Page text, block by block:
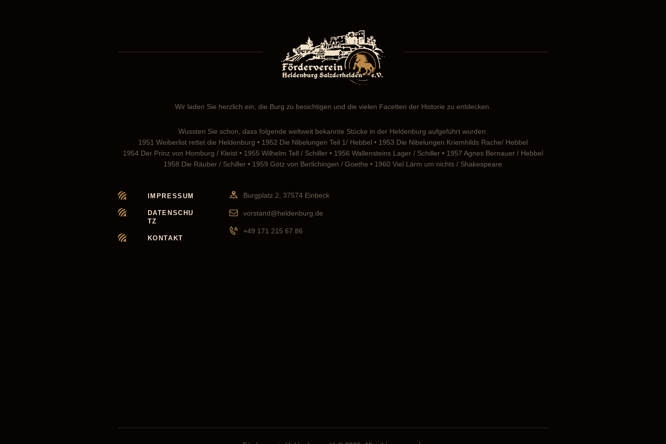
Wir laden Sie herzlich ein, die Burg zu besichtigen und die vielen Facetten der Historie zu entdecken.
Wussten Sie schon, dass folgende weltweit bekannte Stücke in der Heldenburg aufgeführt wurden:
1951 Weiberlist rettet die Heldenburg • 1952 Die Nibelungen Teil 1/ Hebbel • 1953 Die Nibelungen Kriemhilds Rache/ Hebbel
1954 Der Prinz von Homburg / Kleist • 1955 Wilhelm Tell / Schiller • 1956 Wallensteins Lager / Schiller • 1957 Agnes Bernauer / Hebbel
1958 Die Räuber / Schiller • 1959 Götz von Berlichingen / Goethe • 1960 Viel Lärm um nichts / Shakespeare
IMPRESSUM
DATENSCHU
TZ
KONTAKT
Burgplatz 2, 37574 Einbeck
vorstand@heldenburg.de
+49 171 215 67 86